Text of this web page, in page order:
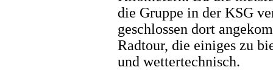
die Gruppe in der KSG
geschlossen dort
Radtour, die einiges zu
und wettertechnisch.